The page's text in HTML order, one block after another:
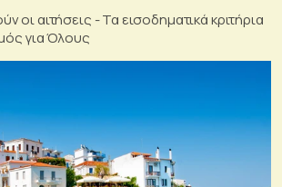
οι αιτήσεις - Τα εισοδηματικά κριτήρια
για Όλους